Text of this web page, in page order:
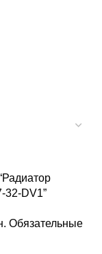
32-DV1”
Обязательные